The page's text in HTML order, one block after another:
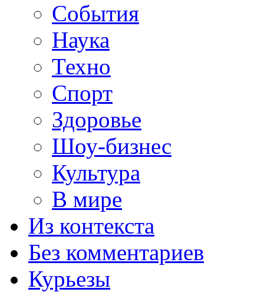
События
Наука
Техно
Спорт
Здоровье
Шоу-бизнес
Культура
В мире
Из контекста
Без комментариев
Курьезы